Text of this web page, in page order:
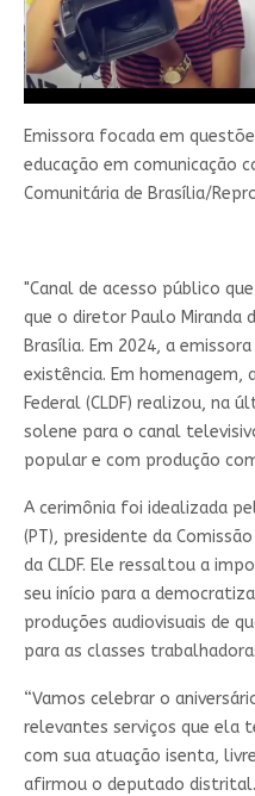
Emissora focada em
educação em comunicação
Comunitária de Brasília/
"Canal de acesso público
que o diretor Paulo Miranda
Brasília. Em 2024, a
existência. Em homenagem,
Federal (CLDF) realizou, na
solene para o canal
popular e com produção
A cerimônia foi idealizada
(PT), presidente da
da CLDF. Ele ressaltou a
seu início para a
produções audiovisuais de
para as classes
“Vamos celebrar o
relevantes serviços que ela
com sua atuação isenta,
afirmou o deputado distrital.